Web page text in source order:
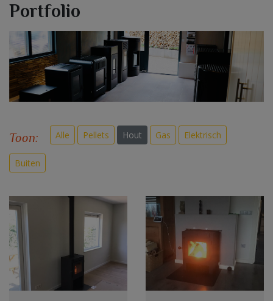
Portfolio
Toon: Alle Pellets Hout Gas Elektrisch
Buiten